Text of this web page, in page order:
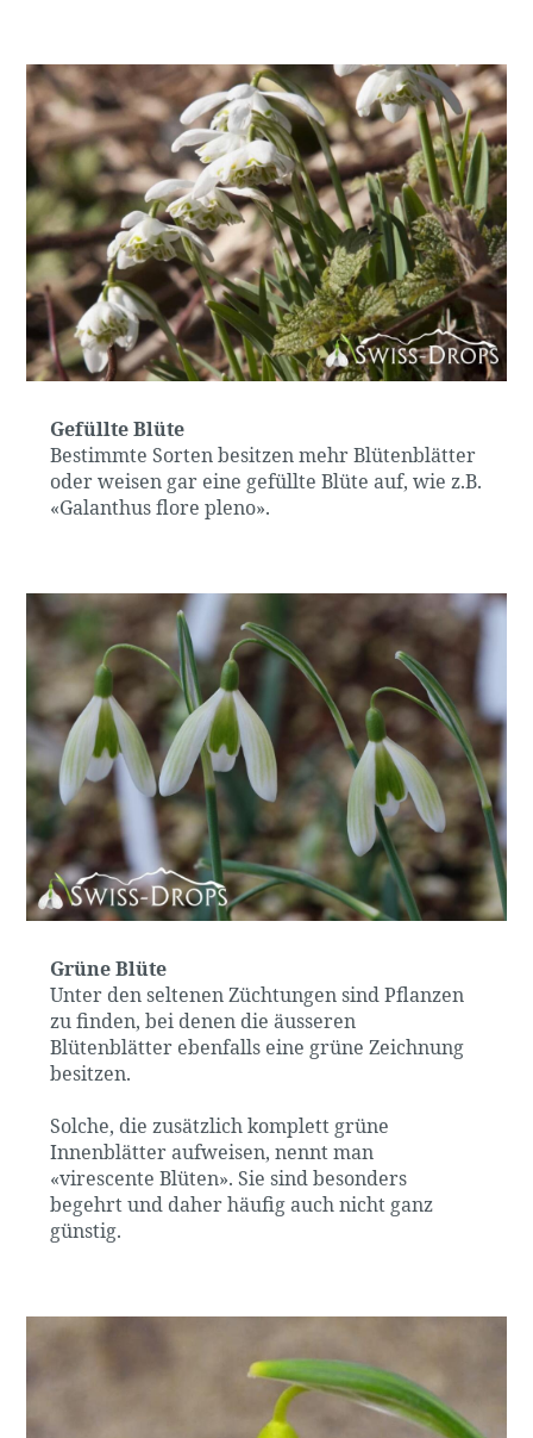
Gefüllte Blüte
Bestimmte Sorten besitzen mehr Blütenblätter
oder weisen gar eine gefüllte Blüte auf, wie z.B.
«Galanthus flore pleno».
Grüne Blüte
Unter den seltenen Züchtungen sind Pflanzen
zu finden, bei denen die äusseren
Blütenblätter ebenfalls eine grüne Zeichnung
besitzen.
Solche, die zusätzlich komplett grüne
Innenblätter aufweisen, nennt man
«virescente Blüten». Sie sind besonders
begehrt und daher häufig auch nicht ganz
günstig.